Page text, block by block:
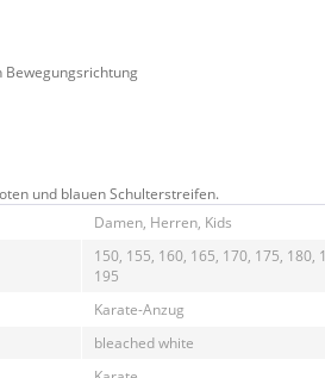
Bewegungsrichtung
und blauen Schulterstreifen.
Damen, Herren, Kids
150, 155, 160, 165, 170, 175, 180,
195
Karate-Anzug
bleached white